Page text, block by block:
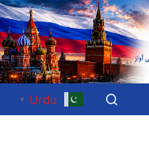
Urdu
▼